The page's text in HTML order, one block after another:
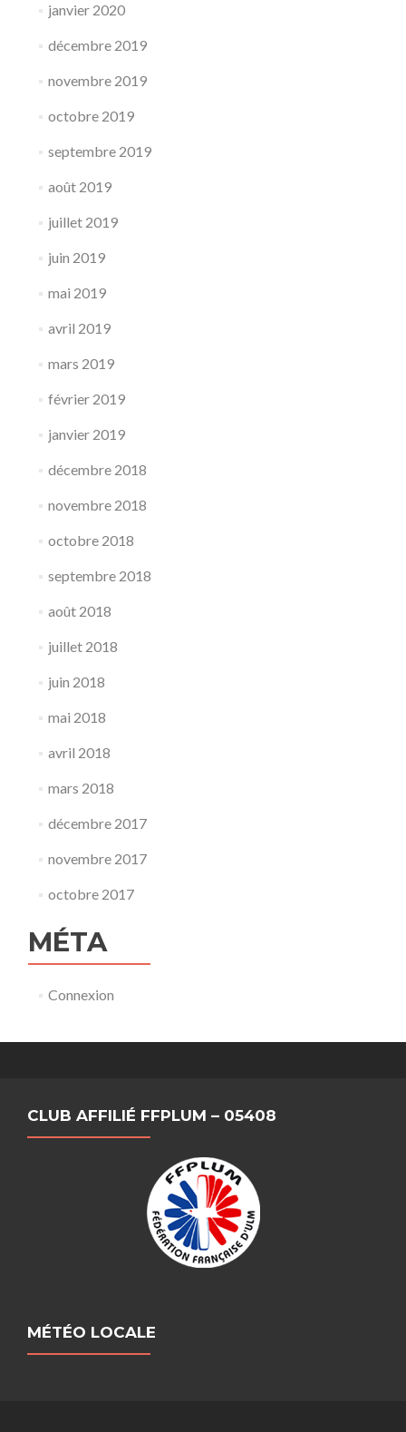
janvier 2020
décembre 2019
novembre 2019
octobre 2019
septembre 2019
août 2019
juillet 2019
juin 2019
mai 2019
avril 2019
mars 2019
février 2019
janvier 2019
décembre 2018
novembre 2018
octobre 2018
septembre 2018
août 2018
juillet 2018
juin 2018
mai 2018
avril 2018
mars 2018
décembre 2017
novembre 2017
octobre 2017
MÉTA
Connexion
CLUB AFFILIÉ FFPLUM – 05408
MÉTÉO LOCALE